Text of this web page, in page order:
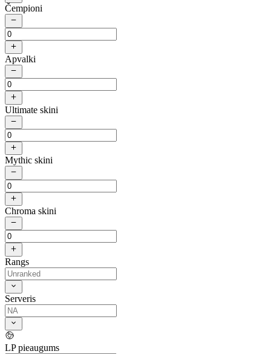
Čempioni
Apvalki
Ultimate skini
Mythic skini
Chroma skini
Rangs
Serveris
LP pieaugums